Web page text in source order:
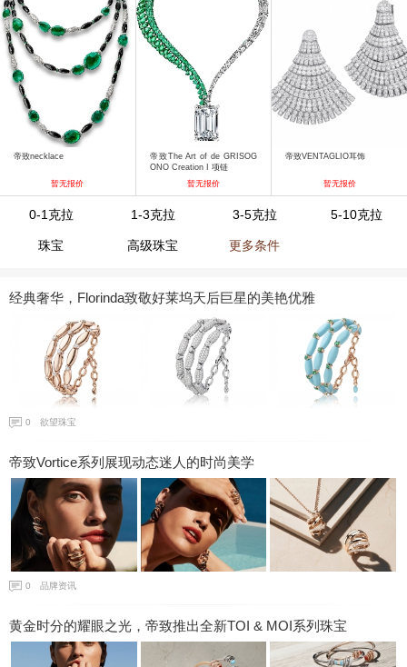
帝致necklace
暂无报价
帝致The Art of de GRISOG
ONO Creation I 项链
暂无报价
帝致VENTAGLIO耳饰
暂无报价
0-1克拉 1-3克拉 3-5克拉 5-10克拉
珠宝 高级珠宝 更多条件
经典奢华，Florinda致敬好莱坞天后巨星的美艳优雅
0 欲望珠宝
帝致Vortice系列展现动态迷人的时尚美学
0 品牌资讯
黄金时分的耀眼之光，帝致推出全新TOI & MOI系列珠宝